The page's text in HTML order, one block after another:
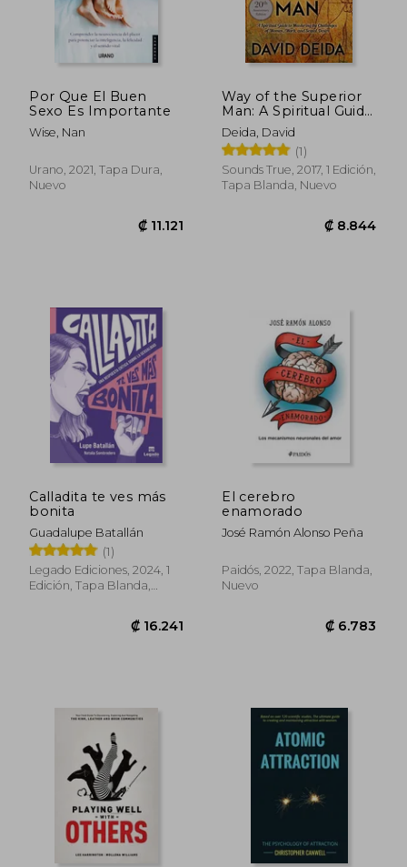
₡ 13.950 ₡
Por Que El Buen
Sexo Es Importante
Wise, Nan
Urano, 2021, Tapa Dura,
Nuevo
Way of the Superior
Man: A Spiritual Guide
to Mastering the
Challenges of
Women, Work, and
Sexual Desire (en
Inglés)
Deida, David
(1)
Sounds True, 2017, 1 Edición,
Tapa Blanda, Nuevo
Calladita te ves más
bonita
Guadalupe Batallán
(1)
Legado Ediciones, 2024, 1
Edición, Tapa Blanda,
El cerebro
enamorado
José Ramón Alonso Peña
Paidós, 2022, Tapa Blanda,
Nuevo